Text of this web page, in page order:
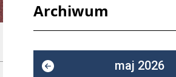
Archiwum
maj 2026